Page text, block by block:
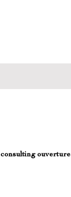
consulting ouverture